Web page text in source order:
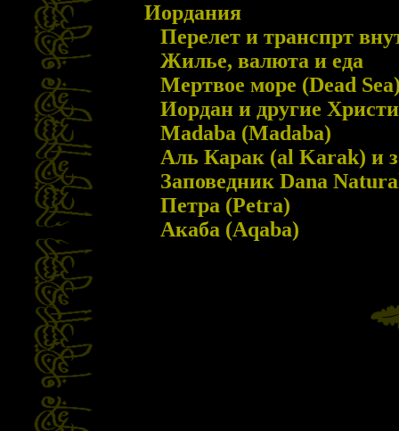
Иордания
Перелет и транспрт
Жилье, валюта и еда
Мертвое море (Dead
Иордан и другие
Madaba (Madaba)
Аль Карак (al Karak) и
Заповедник Dana
Петра (Petra)
Акаба (Aqaba)